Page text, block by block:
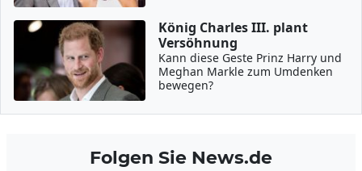
König Charles III. plant
Versöhnung
Kann diese Geste Prinz Harry und
Meghan Markle zum Umdenken
bewegen?
Folgen Sie News.de